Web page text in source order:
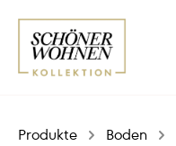
Produkte Boden